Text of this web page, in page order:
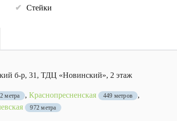
Стейки
б-р, 31, ТДЦ «Новинский», 2 этаж
метра , Краснопресненская 449 метров
,
972 метра